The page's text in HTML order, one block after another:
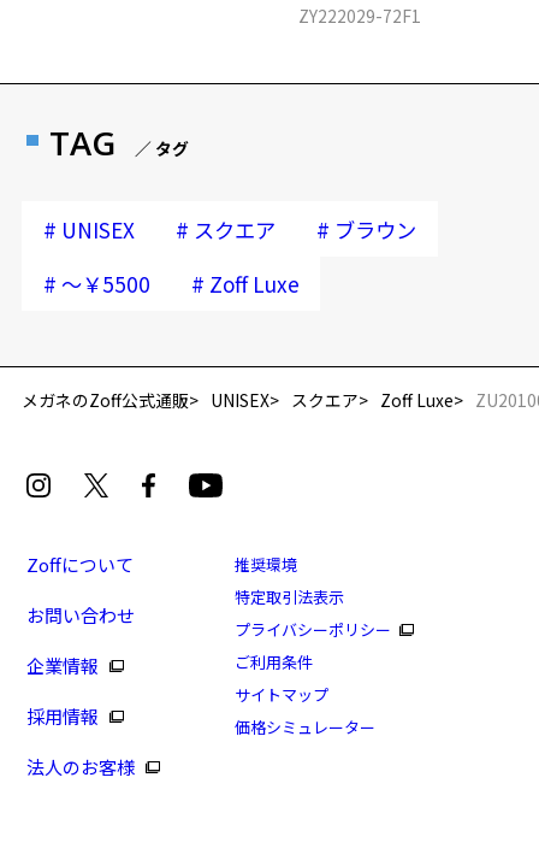
ZY222029-72F1
TAG ／ タグ
# UNISEX # スクエア # ブラウン
# ～￥5500 # Zoff Luxe
メガネのZoff公式通販 UNISEX スクエア Zoff Luxe
Zoffについて
お問い合わせ
企業情報
採用情報
法人のお客様
推奨環境
特定取引法表示
プライバシーポリシー
ご利用条件
サイトマップ
価格シミュレーター